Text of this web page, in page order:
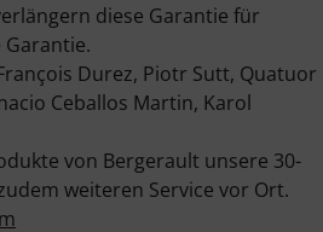
diese Garantie für
Durez, Piotr Sutt, Quatuor
Ceballos Martin, Karol
von Bergerault unsere 30-
weiteren Service vor Ort.